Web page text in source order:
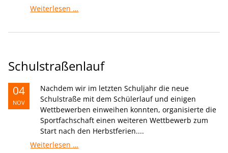
Weiterlesen …
Schulstraßenlauf
04
NOV
Nachdem wir im letzten Schuljahr die neue
Schulstraße mit dem Schülerlauf und einigen
Wettbewerben einweihen konnten, organisierte die
Sportfachschaft einen weiteren Wettbewerb zum
Start nach den Herbstferien....
Weiterlesen …